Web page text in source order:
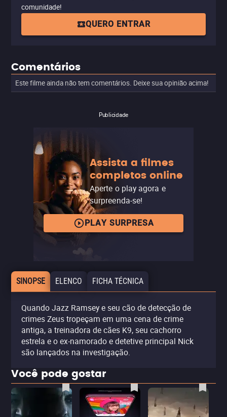
comunidade!
QUERO ENTRAR
Comentários
Este filme ainda não tem comentários. Deixe sua opinião acima!
Publicidade
Assista a filmes
completos online
Aperte o play agora e
surpreenda-se!
PLAY SURPRESA
SINOPSE ELENCO FICHA TÉCNICA
Quando Jazz Ramsey e seu cão de detecção de
crimes Zeus tropeçam em uma cena de crime
antiga, a treinadora de cães K9, seu cachorro
estrela e o ex-namorado e detetive principal Nick
são lançados na investigação.
Você pode gostar